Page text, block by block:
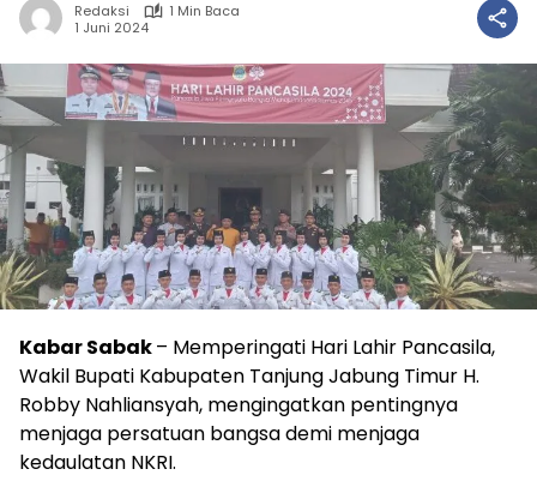
Redaksi
1 Min Baca
1 Juni 2024
Kabar Sabak– Memperingati Hari Lahir Pancasila,
Wakil Bupati Kabupaten Tanjung Jabung Timur H.
Robby Nahliansyah, mengingatkan pentingnya
menjaga persatuan bangsa demi menjaga
kedaulatan NKRI.